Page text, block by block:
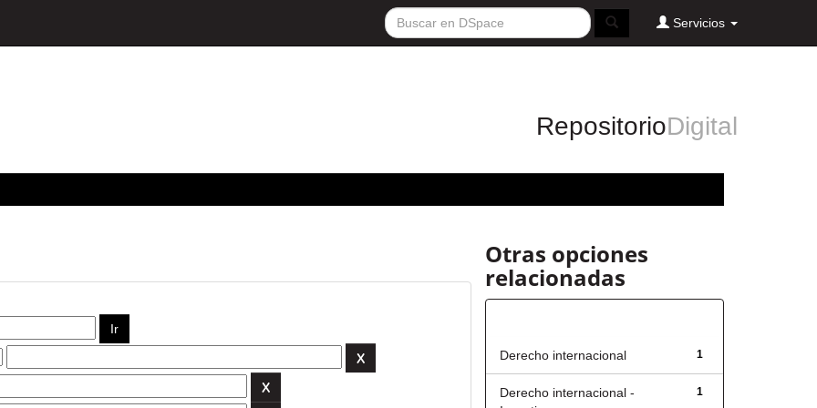
Servicios
RepositorioDigital
Otras opciones
relacionadas
1
Derecho internacional
1
Derecho internacional -